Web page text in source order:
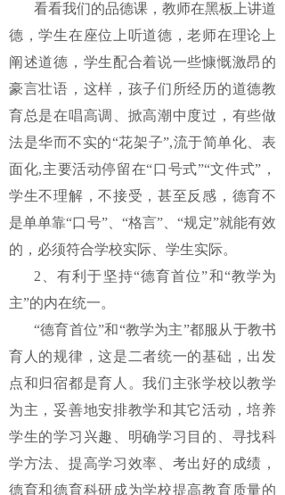
看看我们的品德课，教师在黑板上讲道
德，学生在座位上听道德，老师在理论上
阐述道德，学生配合着说一些慷慨激昂的
豪言壮语，这样，孩子们所经历的道德教
育总是在唱高调、掀高潮中度过，有些做
法是华而不实的“花架子”,流于简单化、表
面化,主要活动停留在“口号式”“文件式”，
学生不理解，不接受，甚至反感，德育不
是单单靠“口号”、“格言”、“规定”就能有效
的，必须符合学校实际、学生实际。
2、有利于坚持“德育首位”和“教学为
主”的内在统一。
“德育首位”和“教学为主”都服从于教书
育人的规律，这是二者统一的基础，出发
点和归宿都是育人。我们主张学校以教学
为主，妥善地安排教学和其它活动，培养
学生的学习兴趣、明确学习目的、寻找科
学方法、提高学习效率、考出好的成绩，
德育和德育科研成为学校提高教育质量的